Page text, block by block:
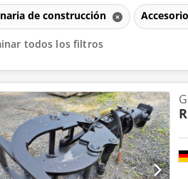
de construcción
todos los filtros